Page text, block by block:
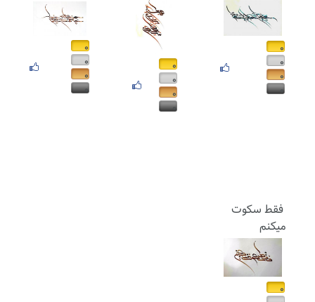
۰
۰
۰
۰
۰
۰
۰
۰
۰
۰
۰
۰
فقط سکوت
میکنم
۰